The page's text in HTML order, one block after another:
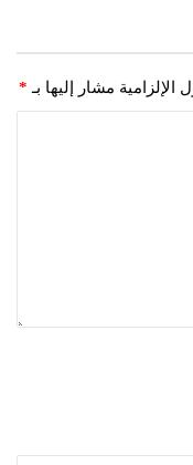
الإلزامية مشار إليها بـ *